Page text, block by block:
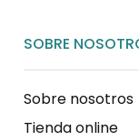
SOBRE
Sobre nosotros
Tienda online